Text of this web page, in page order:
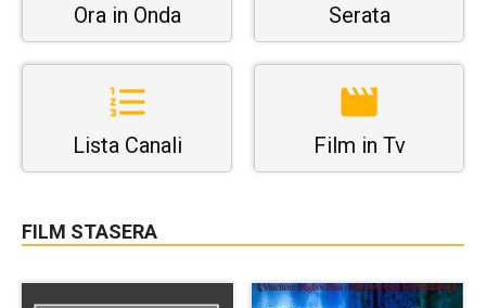
Ora in Onda Serata
Lista Canali Film in Tv
FILM STASERA